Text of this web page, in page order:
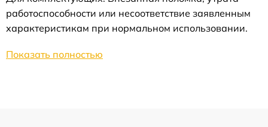
работоспособности или несоответствие заявленным
характеристикам при нормальном использовании.
Показать полностью